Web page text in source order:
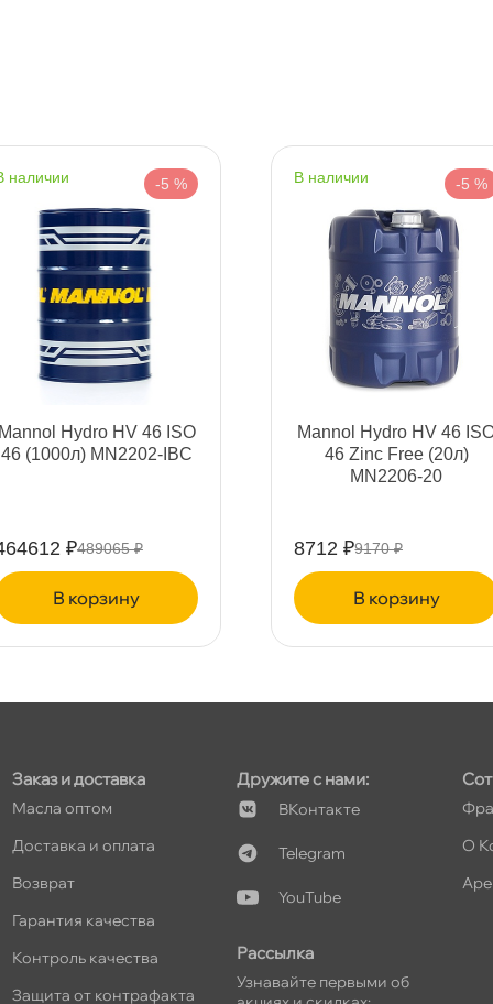
-5 %
Mannol Hydro HV 46 ISO
46 (1000л) MN2202-IBC
₽489065 ₽
корзину
наличии -5 %
Mannol Hydro HV 46
46 Zinc Free (20л)
MN2206-20
8712 ₽9170 ₽
корзину
Заказ и доставка
Масла оптом
Доставка и оплата
озврат
Гарантия качества
Контроль качества
Защита от контрафакта
Дружите с нами:
Контакте
Telegram
YouTube
Рассылка
Узнавайте первыми о
О